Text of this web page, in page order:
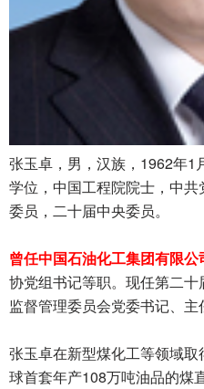
张玉卓，男，汉族，1962年1
学位，中国工程院院士，中
委员，二十届中央委员。
曾任中国石油化工集团有限公
协党组书记等职。现任第二
监督管理委员会党委书记、主
张玉卓在新型煤化工等领域
球首套年产108万吨油品的煤